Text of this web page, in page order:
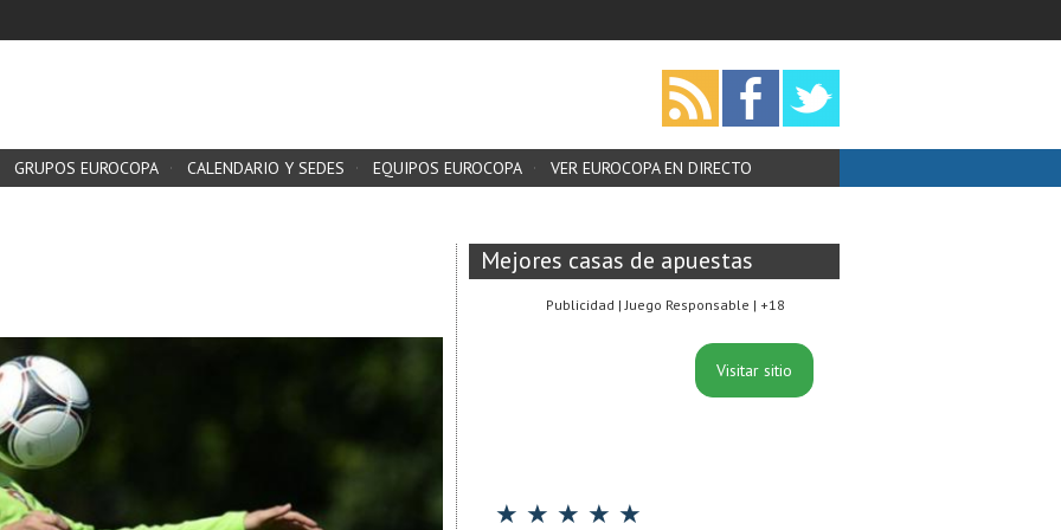
GRUPOS EUROCOPA CALENDARIO Y SEDES EQUIPOS EUROCOPA VER EUROCOPA EN DIRECTO
Mejores casas de apuestas
Publicidad | Juego Responsable | +18
★ ★ ★ ★ ★
Visitar sitio